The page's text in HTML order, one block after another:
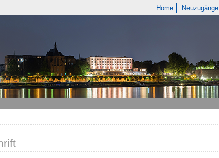
Home Neuzugänge